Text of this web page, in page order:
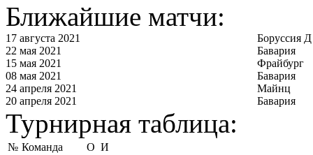
Ближайшие матчи:
17 августа 2021
Боруссия Д
22 мая 2021
Бавария
15 мая 2021
Фрайбург
08 мая 2021
Бавария
24 апреля 2021
Майнц
20 апреля 2021
Бавария
Турнирная таблица:
№ Команда О И